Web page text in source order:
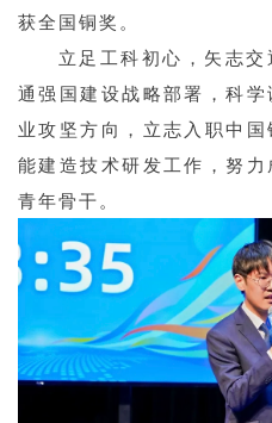
获全国铜奖。
立足工科初心，矢志
通强国建设战略部署，科
业攻坚方向，立志入职中
能建造技术研发工作，努
青年骨干。